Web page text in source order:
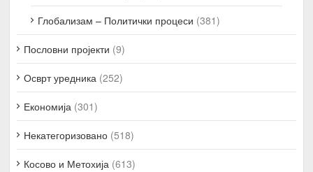
Глобализам – Политички процеси (381)
Пословни пројекти (9)
Осврт уредника (252)
Економија (301)
Некатегоризовано (518)
Косово и Метохија (613)